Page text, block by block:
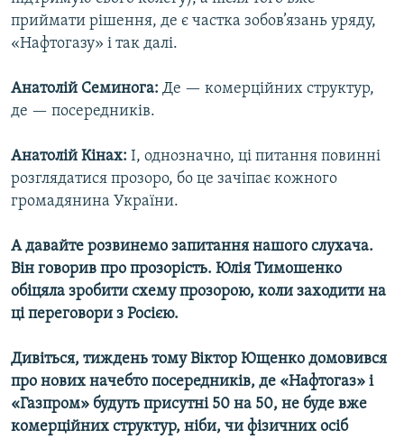
приймати рішення, де є частка зобов’язань уряду,
«Нафтогазу» і так далі.
Анатолій Семинога: Де — комерційних структур,
де — посередників.
Анатолій Кінах: І, однозначно, ці питання повинні
розглядатися прозоро, бо це зачіпає кожного
громадянина України.
А давайте розвинемо запитання нашого слухача.
Він говорив про прозорість. Юлія Тимошенко
обіцяла зробити схему прозорою, коли заходити на
ці переговори з Росією.
Дивіться, тиждень тому Віктор Ющенко домовився
про нових начебто посередників, де «Нафтогаз» і
«Газпром» будуть присутні 50 на 50, не буде вже
комерційних структур, ніби, чи фізичних осіб